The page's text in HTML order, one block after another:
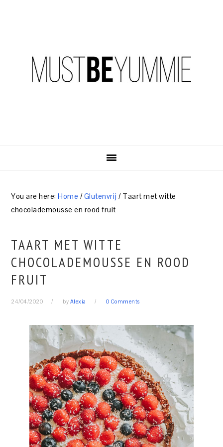
You are here:Home /Glutenvrij /Taart met witte
chocolademousse en rood fruit
TAART MET WITTE
CHOCOLADEMOUSSE EN ROOD
FRUIT
24/04/2020 by Alexia 0 Comments